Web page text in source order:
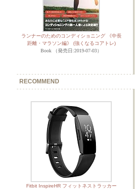
ランナーのためのコンディショニング 《中長
距離・マラソン編》 (強くなるコアトレ)
Book （発売日:2019-07-03）
RECOMMEND
Fitbit InspireHR フィットネストラッカー